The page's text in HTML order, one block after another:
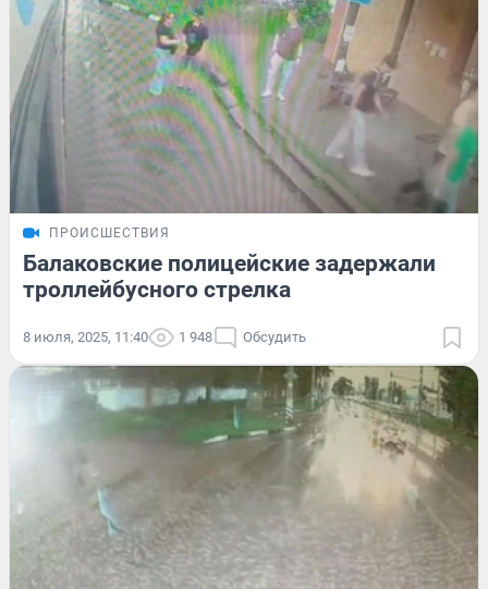
ПРОИСШЕСТВИЯ
Балаковские полицейские задержали
троллейбусного стрелка
8 июля, 2025, 11:40 1 948 Обсудить